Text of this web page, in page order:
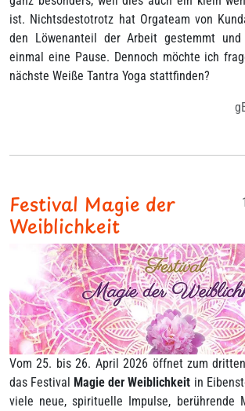
ist. Nichtsdestotrotz hat Orgateam von
den Löwenanteil der Arbeit gestemmt
einmal eine Pause. Dennoch möchte ich
nächste Weiße Tantra Yoga stattfinden?
Festival Magie der
Weiblichkeit
Vom 25. bis 26. April 2026 öffnet zum
das Festival Magie der Weiblichkeit in
viele neue, spirituelle Impulse, berührende